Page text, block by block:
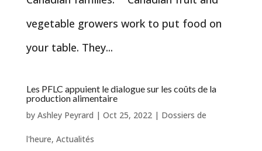
vegetable growers work to put food on
your table. They...
Les PFLC appuient le dialogue sur les coûts de la
production alimentaire
by Ashley Peyrard | Oct 25, 2022| Dossiers de
l'heure, Actualités